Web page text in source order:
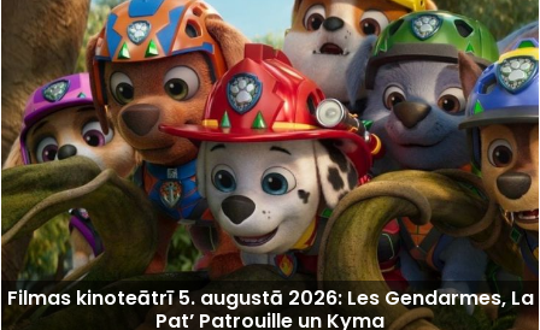
Filmas kinoteātrī 5. augustā 2026: Les Gendarmes, La
Pat’ Patrouille un Kyma